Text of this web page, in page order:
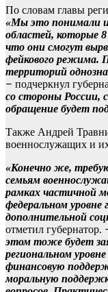
По словам главы
«Мы это понимали
областей, которые
что они смогут
фейкового режима.
территорий
− подчеркнул
со стороны России,
обращение будет
Также Андрей
военнослужащих и
«Конечно же,
семьям
рамках частичной
федеральном
дополнительной
отметил губернатор.
этом тоже будет
региональном
финансовую
моральную